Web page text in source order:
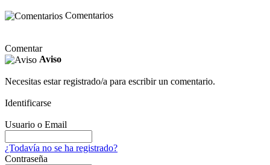
Comentarios
Comentar
Aviso
Necesitas estar registrado/a para escribir un comentario.
Identificarse
Usuario o Email
¿Todavía no se ha registrado?
Contraseña